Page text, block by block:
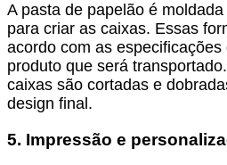
A pasta de papelão é
para criar as caixas. Essas
acordo com as
produto que será
caixas são cortadas e
design final.
5. Impressão e